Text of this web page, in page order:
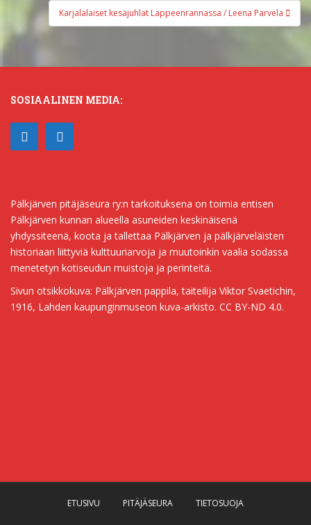
Karjalalaiset kesäjuhlat Lappeenrannassa / Leena Parvela
SOSIAALINEN MEDIA:
Pälkjärven pitäjäseura ry:n tarkoituksena on toimia entisen
Pälkjärven kunnan alueella asuneiden keskinäisenä
yhdyssiteenä, koota ja tallettaa Pälkjärven ja pälkjärveläisten
historiaan liittyviä kulttuuriarvoja ja muutoinkin vaalia sodassa
menetetyn kotiseudun muistoja ja perinteitä.
Sivun otsikkokuva: Pälkjärven pappila, taiteilija Viktor Svaetichin,
1916, Lahden kaupunginmuseon kuva-arkisto. CC BY-ND 4.0.
ETUSIVU PITÄJÄSEURA TIETOSUOJA